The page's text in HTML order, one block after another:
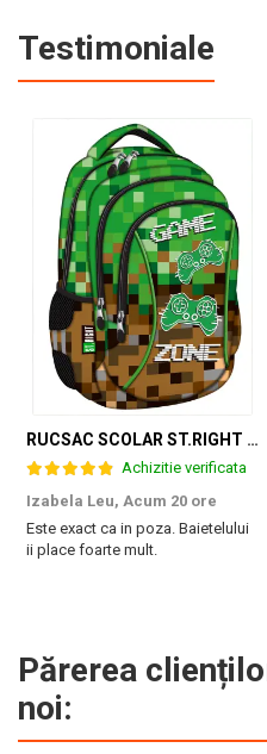
Testimoniale
RUCSAC SCOLAR ST.RIGHT 3 COMPARTIMENTE GAME ZONE BP-26 301384
Achizitie verificata
Izabela Leu, Acum 20 ore
Este exact ca in poza. Baietelului
ii place foarte mult.
Părerea
noi: